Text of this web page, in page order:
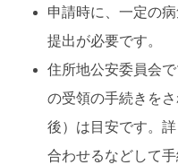
申請時に、一定の
提出が必要です。
住所地公安委員会
の受領の手続きを
後）は目安です。
合わせるなどして